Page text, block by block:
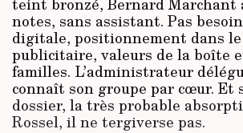
notes, sans assistant. Pas
digitale, positionnement dans
publicitaire, valeurs de la boîte
familles. L’administrateur
connaît son groupe par cœur. Et
dossier, la très probable
Rossel, il ne tergiverse pas.